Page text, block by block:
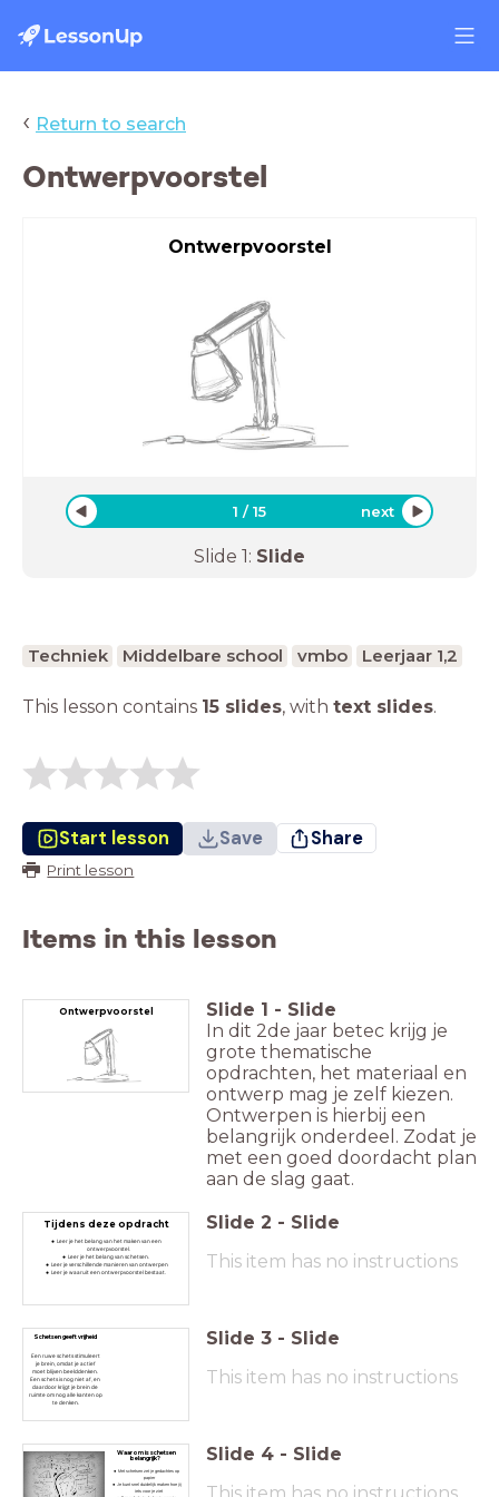
‹ Return to search
Ontwerpvoorstel
Ontwerpvoorstel
1 /15 next
Slide 1: Slide
Techniek Middelbare school vmbo Leerjaar 1,2
This lesson contains 15 slides, with text slides.
Start lesson Save Share
Print lesson
Items in this lesson
Ontwerpvoorstel Slide 1 - Slide
In dit 2de jaar betec krijg je
grote thematische
opdrachten, het materiaal en
ontwerp mag je zelf kiezen.
Ontwerpen is hierbij een
belangrijk onderdeel. Zodat je
met een goed doordacht plan
aan de slag gaat.
Tijdens deze opdracht
Leer je het belang van het maken van een
ontwerpvoorstel.
Leer je het belang van schetsen.
Leer je verschillende manieren van ontwerpen
Leer je waaruit een ontwerpvoorstel bestaat.
Slide 2 - Slide
This item has no instructions
Schetsen geeft vrijheid
Een ruwe schets stimuleert
je brein, omdat je actief
moet blijven beelddenken.
Een schets is nog niet af, en
daardoor krijgt je brein de
ruimte om nog alle kanten op
te denken.
Slide 3 - Slide
This item has no instructions
Waarom is schetsen
belangrijk?
Met schetsen zet je gedachtes op
papier
Je kunt snel duidelijk maken hoe jij
iets voor je ziet
Slide 4 - Slide